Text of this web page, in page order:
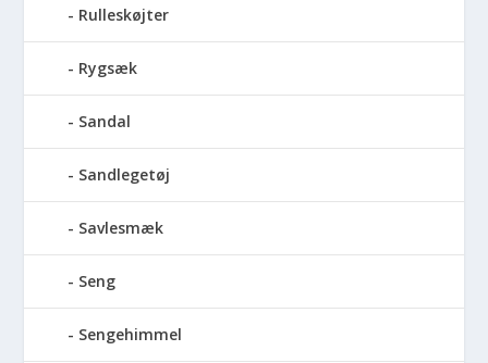
Rulleskøjter
Rygsæk
Sandal
Sandlegetøj
Savlesmæk
Seng
Sengehimmel